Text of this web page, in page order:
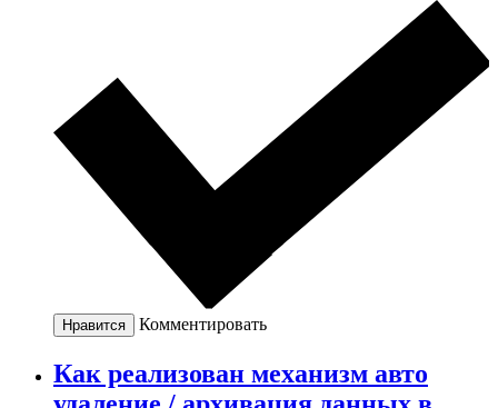
Нравится Комментировать
Как реализован механизм авто